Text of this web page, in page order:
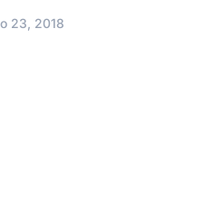
23, 2018